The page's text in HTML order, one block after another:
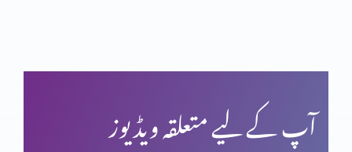
آپ کے لیے متعلقہ ویڈیوز